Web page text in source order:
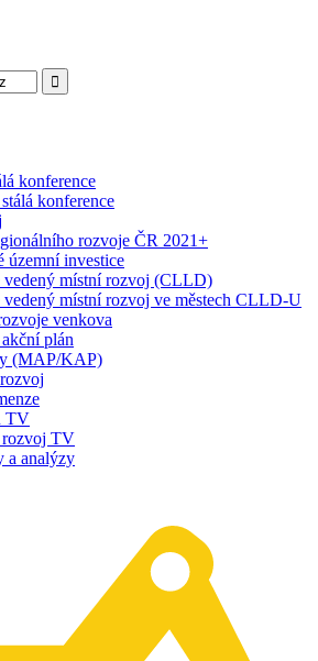
konference
konference
rozvoje ČR 2021+
územní investice
vedený místní rozvoj (CLLD)
místní rozvoj ve městech CLLD-U
venkova
plán
(MAP/KAP)
TV
rozvoj TV
a analýzy